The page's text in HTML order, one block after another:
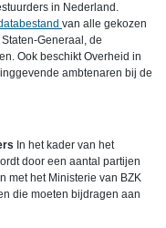
in Nederland.
van alle gekozen
Generaal, de
Ook beschikt Overheid in
ambtenaren bij de
In het kader van het
door een aantal partijen
met het Ministerie van BZK
die moeten bijdragen aan